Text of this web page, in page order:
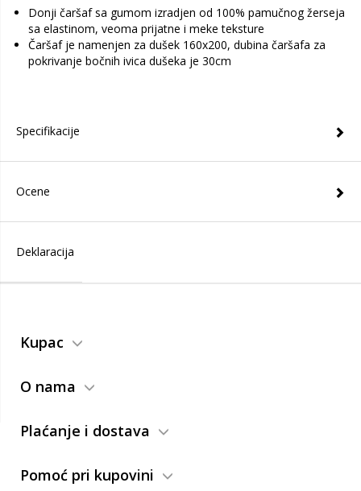
Donji čaršaf sa gumom izradjen od 100% pamučnog žerseja
sa elastinom, veoma prijatne i meke teksture
Čaršaf je namenjen za dušek 160x200, dubina čaršafa za
pokrivanje bočnih ivica dušeka je 30cm
Specifikacije
Ocene
Deklaracija
Kupac
O nama
Plaćanje i dostava
Pomoć pri kupovini